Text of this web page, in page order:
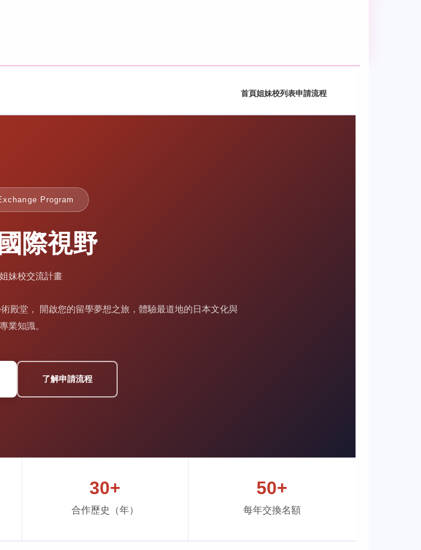
首頁姐妹校列表申請流程
Program
際視野
妹校交流計畫
殿堂， 開啟您的留學夢想之旅，體驗最道地的日本文化與
專業知識。
了解申請流程
30+
合作歷史（年）
50+
每年交換名額